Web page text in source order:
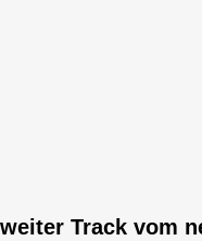
Track vom